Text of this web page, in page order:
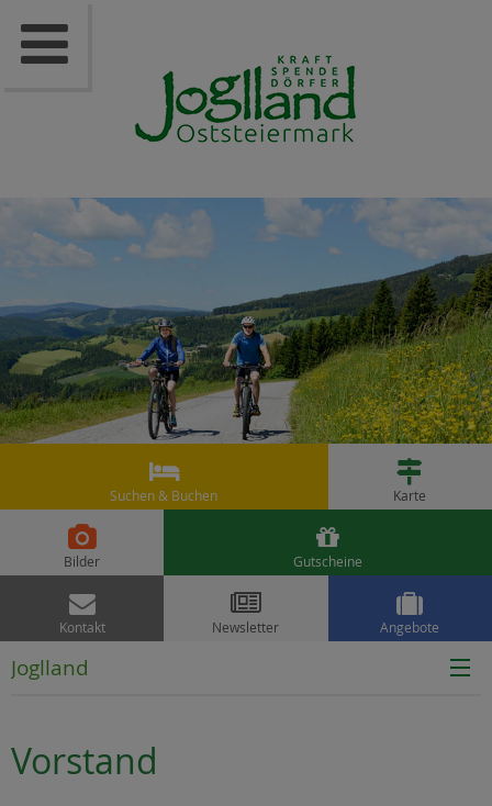

Suchen & Buchen

Karte

Bilder

Gutscheine

Kontakt

Newsletter

Angebote
Joglland
Vorstand
